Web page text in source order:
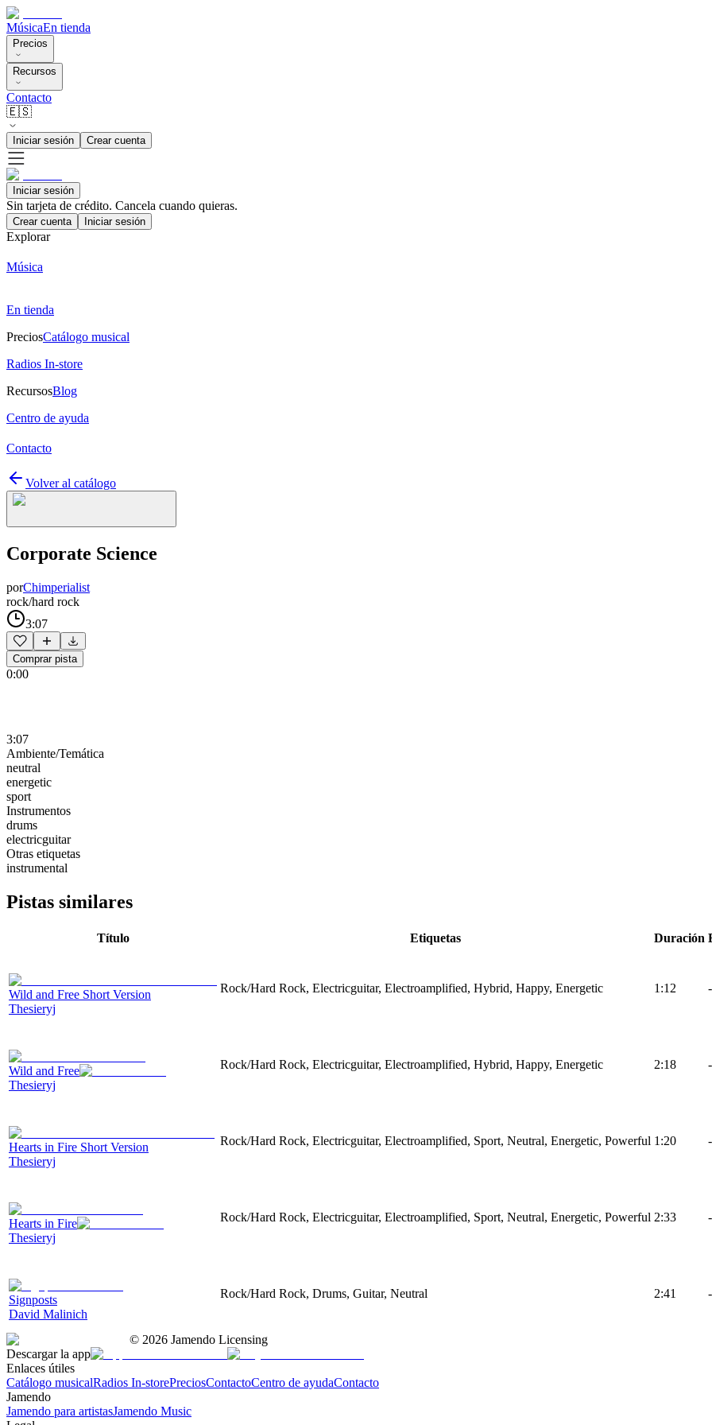
MúsicaEn tienda
Precios
Recursos
Contacto
🇪🇸
Iniciar sesión Crear cuenta
Iniciar sesión
Sin tarjeta de crédito. Cancela cuando quieras.
Crear cuenta Iniciar sesión
Explorar
Música
En tienda
PreciosCatálogo musical
Radios In-store
RecursosBlog
Centro de ayuda
Contacto
Volver al catálogo
Corporate Science
porChimperialist
rock/hard rock
3:07
Comprar pista
0:00
3:07
Ambiente/Temática
neutral
energetic
sport
Instrumentos
drums
electricguitar
Otras etiquetas
instrumental
Pistas similares
Título Etiquetas Duración
Wild and Free Short Version
Thesieryj
Rock/Hard Rock, Electricguitar, Electroamplified, Hybrid, Happy, Energetic 1:12 -
Wild and Free
Thesieryj
Rock/Hard Rock, Electricguitar, Electroamplified, Hybrid, Happy, Energetic 2:18 -
Hearts in Fire Short Version
Thesieryj
Rock/Hard Rock, Electricguitar, Electroamplified, Sport, Neutral, Energetic, Powerful 1:20 -
Hearts in Fire
Thesieryj
Rock/Hard Rock, Electricguitar, Electroamplified, Sport, Neutral, Energetic, Powerful 2:33 -
Signposts
David Malinich
Rock/Hard Rock, Drums, Guitar, Neutral 2:41 -
© 2026 Jamendo Licensing
Descargar la app
Enlaces útiles
Catálogo musicalRadios In-storePreciosContactoCentro de ayudaContacto
Jamendo
Jamendo para artistasJamendo Music